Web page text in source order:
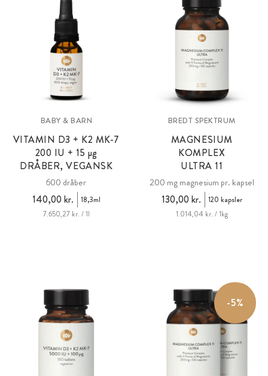
BABY & BARN
VITAMIN D3 + K2 MK-7
200 IU + 15 µg
DRÅBER, VEGANSK
600 dråber
140,00 kr.
18,3ml
7.650,27 kr. / 1l
BREDT SPEKTRUM
MAGNESIUM
KOMPLEX
ULTRA 11
200 mg magnesium pr. kapsel
130,00 kr.
120 kapsler
1.014,04 kr. / 1kg
-5%